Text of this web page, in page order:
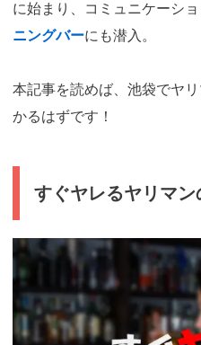
に始まり、コミュニケーシ
ニングバーにも潜入。
本記事を読めば、池袋でヤ
かるはずです！
すぐヤレるヤリマン